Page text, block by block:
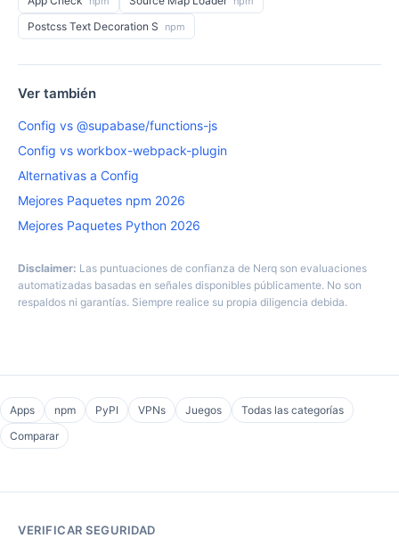
Postcss Text Decoration S npm
Ver también
Config vs @supabase/functions-js
Config vs workbox-webpack-plugin
Alternativas a Config
Mejores Paquetes npm 2026
Mejores Paquetes Python 2026
Disclaimer: Las puntuaciones de confianza de Nerq son evaluaciones
automatizadas basadas en señales disponibles públicamente. No son
respaldos ni garantías. Siempre realice su propia diligencia debida.
Apps npm PyPI VPNs Juegos
Todas las categorías
Comparar
VERIFICAR SEGURIDAD